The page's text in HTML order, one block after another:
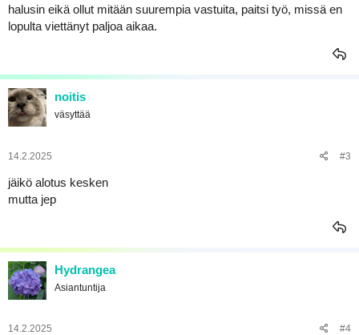
halusin eikä ollut mitään suurempia vastuita, paitsi työ, missä en
lopulta viettänyt paljoa aikaa.
noitis
väsyttää
14.2.2025 #3
jäikö alotus kesken
mutta jep
Hydrangea
Asiantuntija
14.2.2025 #4